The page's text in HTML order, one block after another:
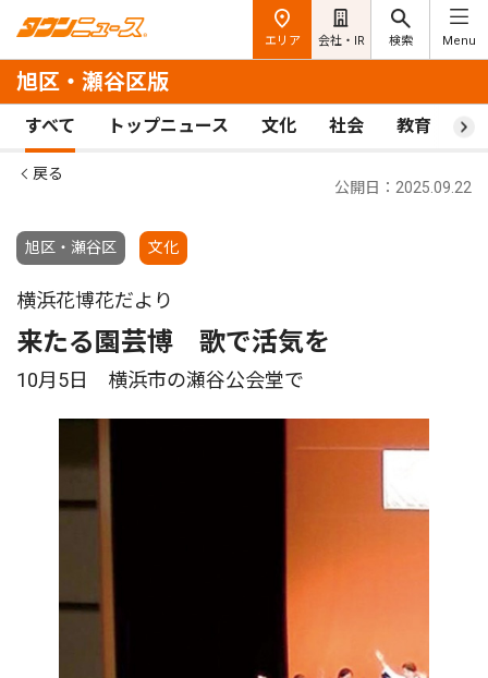
エリア 会社・IR 検索 Menu
旭区・瀬谷区版
すべて トップニュース 文化 社会 教育 ス
戻る
旭区・瀬谷区 文化
公開日：2025.09.22
横浜花博花だより
来たる園芸博 歌で活気を
10月5日 横浜市の瀬谷公会堂で